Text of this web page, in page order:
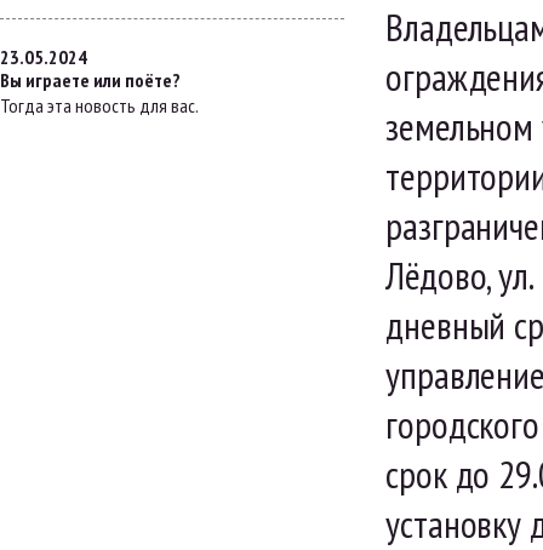
23.05.2024
Вы играете или поёте?
Тогда эта новость для вас.
Лёдово,
дневный
срок до
установку